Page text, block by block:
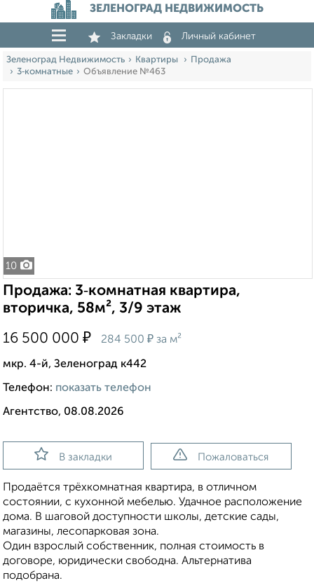
ЗЕЛЕНОГРАД НЕДВИЖИМОСТЬ
Закладки Личный кабинет
Зеленоград Недвижимость Квартиры
Продажа
3‑комнатные
Объявление №463
10
Продажа: 3‑комнатная квартира,
вторичка, 58м², 3/9 этаж
16 500 000 ₽ 284 500 ₽ за м²
мкр. 4-й, Зеленоград к442
Телефон: показать телефон
Агентство, 08.08.2026
В закладки Пожаловаться
Продаётся трёхкомнатная квартира, в отличном
состоянии, с кухонной мебелью. Удачное расположение
дома. В шаговой доступности школы, детские сады,
магазины, лесопарковая зона.
Один взрослый собственник, полная стоимость в
договоре, юридически свободна. Альтернатива
подобрана.